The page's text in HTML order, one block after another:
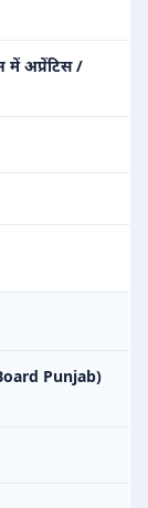
में अप्रेंटिस /
Punjab)